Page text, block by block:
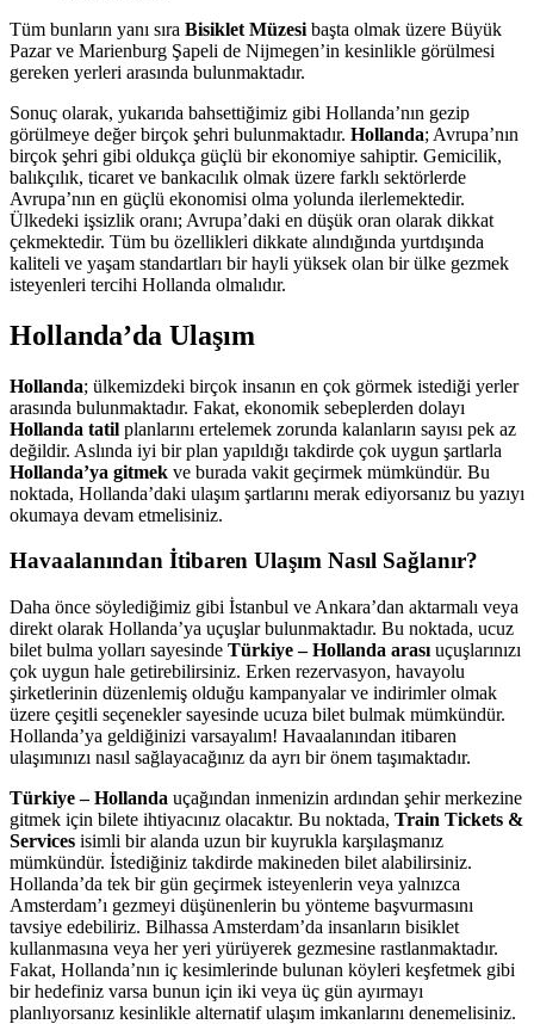
Tüm bunların yanı sıra Bisiklet Müzesi başta olmak üzere Büyük
Pazar ve Marienburg Şapeli de Nijmegen’in kesinlikle görülmesi
gereken yerleri arasında bulunmaktadır.
Sonuç olarak, yukarıda bahsettiğimiz gibi Hollanda’nın gezip
görülmeye değer birçok şehri bulunmaktadır. Hollanda; Avrupa’nın
birçok şehri gibi oldukça güçlü bir ekonomiye sahiptir. Gemicilik,
balıkçılık, ticaret ve bankacılık olmak üzere farklı sektörlerde
Avrupa’nın en güçlü ekonomisi olma yolunda ilerlemektedir.
Ülkedeki işsizlik oranı; Avrupa’daki en düşük oran olarak dikkat
çekmektedir. Tüm bu özellikleri dikkate alındığında yurtdışında
kaliteli ve yaşam standartları bir hayli yüksek olan bir ülke gezmek
isteyenleri tercihi Hollanda olmalıdır.
Hollanda’da Ulaşım
Hollanda; ülkemizdeki birçok insanın en çok görmek istediği yerler
arasında bulunmaktadır. Fakat, ekonomik sebeplerden dolayı
Hollanda tatil planlarını ertelemek zorunda kalanların sayısı pek az
değildir. Aslında iyi bir plan yapıldığı takdirde çok uygun şartlarla
Hollanda’ya gitmek ve burada vakit geçirmek mümkündür. Bu
noktada, Hollanda’daki ulaşım şartlarını merak ediyorsanız bu yazıyı
okumaya devam etmelisiniz.
Havaalanından İtibaren Ulaşım Nasıl Sağlanır?
Daha önce söylediğimiz gibi İstanbul ve Ankara’dan aktarmalı veya
direkt olarak Hollanda’ya uçuşlar bulunmaktadır. Bu noktada, ucuz
bilet bulma yolları sayesinde Türkiye – Hollanda arası uçuşlarınızı
çok uygun hale getirebilirsiniz. Erken rezervasyon, havayolu
şirketlerinin düzenlemiş olduğu kampanyalar ve indirimler olmak
üzere çeşitli seçenekler sayesinde ucuza bilet bulmak mümkündür.
Hollanda’ya geldiğinizi varsayalım! Havaalanından itibaren
ulaşımınızı nasıl sağlayacağınız da ayrı bir önem taşımaktadır.
Türkiye – Hollanda uçağından inmenizin ardından şehir merkezine
gitmek için bilete ihtiyacınız olacaktır. Bu noktada, Train Tickets &
Services isimli bir alanda uzun bir kuyrukla karşılaşmanız
mümkündür. İstediğiniz takdirde makineden bilet alabilirsiniz.
Hollanda’da tek bir gün geçirmek isteyenlerin veya yalnızca
Amsterdam’ı gezmeyi düşünenlerin bu yönteme başvurmasını
tavsiye edebiliriz. Bilhassa Amsterdam’da insanların bisiklet
kullanmasına veya her yeri yürüyerek gezmesine rastlanmaktadır.
Fakat, Hollanda’nın iç kesimlerinde bulunan köyleri keşfetmek gibi
bir hedefiniz varsa bunun için iki veya üç gün ayırmayı
planlıyorsanız kesinlikle alternatif ulaşım imkanlarını denemelisiniz.